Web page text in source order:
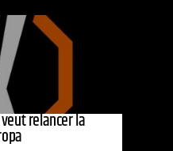
veut relancer la